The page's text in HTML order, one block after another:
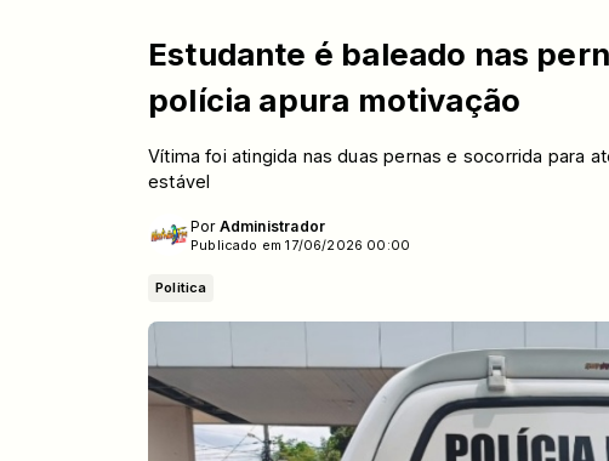
Estudante é baleado nas
polícia apura motivação
Vítima foi atingida nas duas pernas e socorrida para
estável
Por Administrador
Publicado em 17/06/2026 00:00
Politica